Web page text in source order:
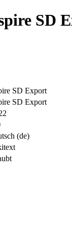
SD
SD Export
SD Export
(de)